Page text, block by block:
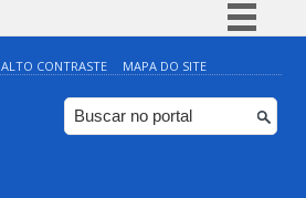
Simplifique!
Comunica BR
Participe
ALTO CONTRASTE MAPA DO SITE